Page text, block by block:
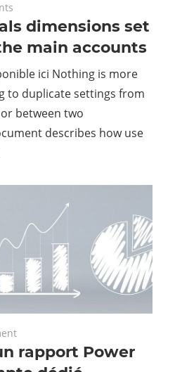
dimensions set
main accounts
ici Nothing is more
to duplicate settings from
between two
describes how use
rapport Power